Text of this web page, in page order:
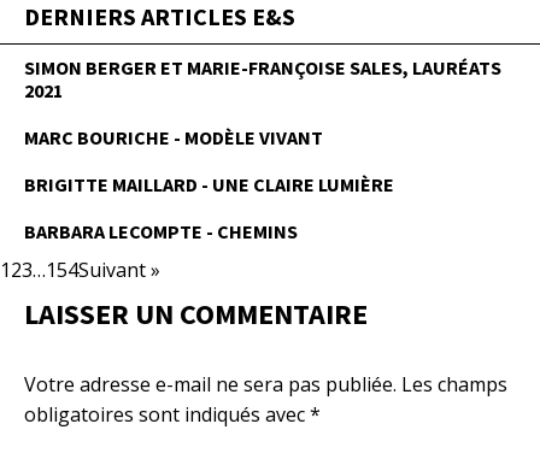
DERNIERS ARTICLES E&S
SIMON BERGER ET MARIE-FRANÇOISE SALES, LAURÉATS
2021
MARC BOURICHE - MODÈLE VIVANT
BRIGITTE MAILLARD - UNE CLAIRE LUMIÈRE
BARBARA LECOMPTE - CHEMINS
123…154Suivant »
LAISSER UN COMMENTAIRE
Votre adresse e-mail ne sera pas publiée. Les champs
obligatoires sont indiqués avec*